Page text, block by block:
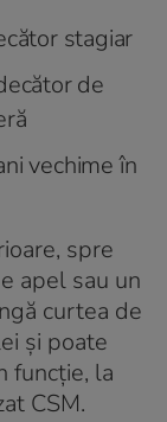
stagiar
de
vechime în
spre
apel sau un
curtea de
şi poate
funcţie, la
CSM.